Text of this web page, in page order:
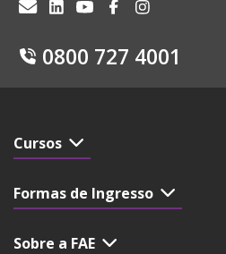
0800 727 4001
Cursos
Formas de Ingresso
Sobre a FAE